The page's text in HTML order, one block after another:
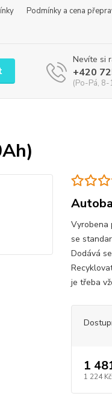
Podmínky a cena
Nevíte si
+420
(Po-Pá, 8-
Vyrobena
se
Dodává
je třeba
1
1 224 Kč